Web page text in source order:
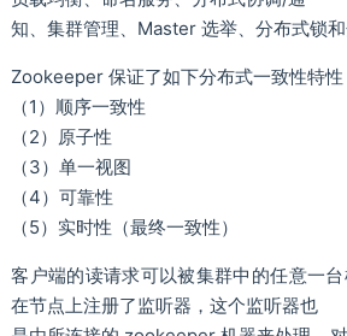
知、集群管理、Master 选举、分布式锁和
Zookeeper 保证了如下分布式一致性特性
（1）顺序一致性
（2）原子性
（3）单一视图
（4）可靠性
（5）实时性（最终一致性）
客户端的读请求可以被集群中的任意一
在节点上注册了监听器，这个监听器也